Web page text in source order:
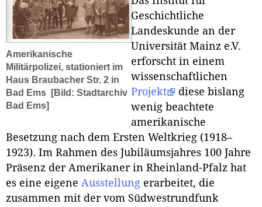
Amerikanische
Militärpolizei, stationiert im
Haus Braubacher Str. 2 in
Bad Ems
[Bild: Stadtarchiv
Bad Ems]
Geschichtliche
Landeskunde an der
Universität Mainz e.V.
erforscht in einem
wissenschaftlichen
Projekt
diese bislang
wenig beachtete
amerikanische
Besetzung nach dem Ersten Weltkrieg (1918–
1923). Im Rahmen des Jubiläumsjahres 100 Jahre
Präsenz der Amerikaner in Rheinland-Pfalz hat
es eine eigene Ausstellung erarbeitet, die
zusammen mit der vom Südwestrundfunk